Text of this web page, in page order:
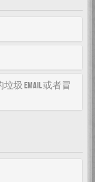
圾 email 或者冒